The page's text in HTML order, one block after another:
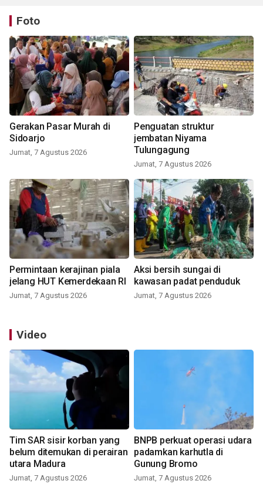
Foto
Gerakan Pasar Murah di
Sidoarjo
Jumat, 7 Agustus 2026
Penguatan struktur
jembatan Niyama
Tulungagung
Jumat, 7 Agustus 2026
Permintaan kerajinan piala
jelang HUT Kemerdekaan RI
Jumat, 7 Agustus 2026
Aksi bersih sungai di
kawasan padat penduduk
Jumat, 7 Agustus 2026
Video
Tim SAR sisir korban yang
belum ditemukan di perairan
utara Madura
Jumat, 7 Agustus 2026
BNPB perkuat operasi udara
padamkan karhutla di
Gunung Bromo
Jumat, 7 Agustus 2026